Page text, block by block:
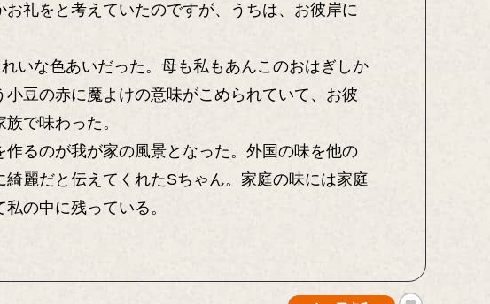
礼をと考えていたのですが、うちは、お彼岸に
いな色あいだった。母も私もあんこのおはぎしか
豆の赤に魔よけの意味がこめられていて、お彼
で味わった。
るのが我が家の風景となった。外国の味を他の
麗だと伝えてくれたSちゃん。家庭の味には家庭
の中に残っている。